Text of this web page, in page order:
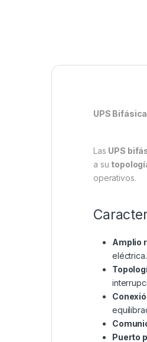
UPS
Las UPS
a su
operativos.
Amplio
eléctrica.
Puerto